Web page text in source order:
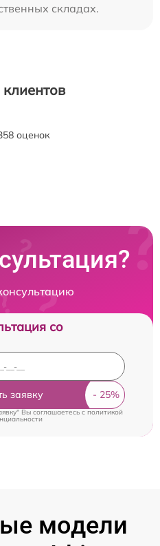
складах.
оценок
со
заявку
Вы соглашаетесь c политикой
модели